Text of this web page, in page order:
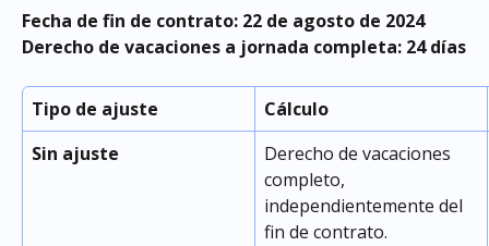
Fecha de fin de contrato: 22 de agosto de 2024
Derecho de vacaciones a jornada completa: 24 días
Tipo de ajuste
Cálculo
Sin ajuste
Derecho de vacaciones
completo,
independientemente del
fin de contrato.